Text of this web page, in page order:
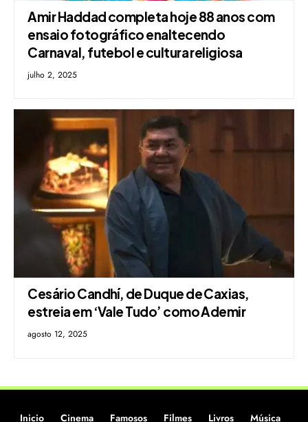
Amir Haddad completa hoje 88 anos com
ensaio fotográfico enaltecendo
Carnaval, futebol e cultura religiosa
julho 2, 2025
Cesário Candhí, de Duque de Caxias,
estreia em ‘Vale Tudo’ como Ademir
agosto 12, 2025
Inicio Cinema Famosos Filmes Livros Música